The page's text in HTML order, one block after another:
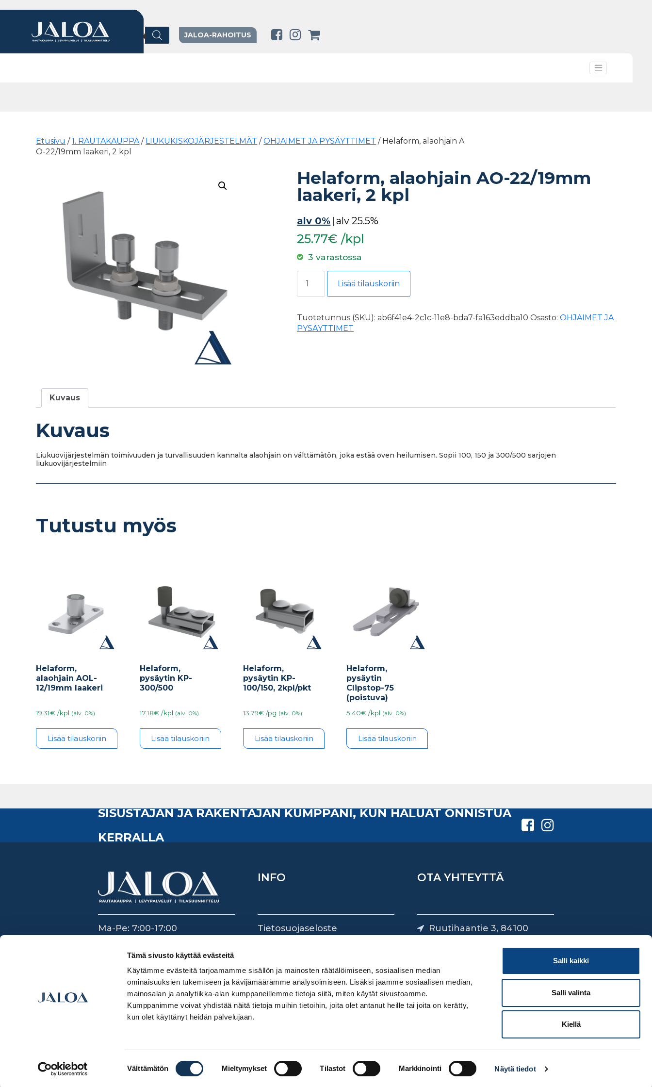
Tämä sivusto käyttää evästeitä
Käytämme evästeitä tarjoamamme sisällön ja mainosten räätälöimiseen, sosiaalisen median
ominaisuuksien tukemiseen ja kävijämäärämme analysoimiseen. Lisäksi jaamme sosiaalisen median,
mainosalan ja analytiikka-alan kumppaneillemme tietoja siitä, miten käytät sivustoamme.
Kumppanimme voivat yhdistää näitä tietoja muihin tietoihin, joita olet antanut heille tai joita on kerätty,
kun olet käyttänyt heidän palvelujaan.
Välttämätön Mieltymykset Tilastot Markkinointi Näytä tiedot
Salli kaikki
Salli valinta
Kiellä
Products search
JALOA-RAHOITUS
Etusivu /1. RAUTAKAUPPA / LIUKUKISKOJÄRJESTELMÄT /OHJAIMET JA PYSÄYTTIMET / Helaform, alaohjain A
O-22/19mm laakeri, 2 kpl
Helaform, alaohjain AO-22/19mm
laakeri, 2 kpl
alv 0% |alv 25.5%
25.77€ /kpl
3 varastossa
Helaform, alaohjain AO-22/19mm laakeri, 2 kpl määrä
Lisää tilauskoriin
Tuotetunnus (SKU):ab6f41e4-2c1c-11e8-bda7-fa163eddba10 Osasto:OHJAIMET JA
PYSÄYTTIMET
Kuvaus
Kuvaus
Liukuovijärjestelmän toimivuuden ja turvallisuuden kannalta alaohjain on välttämätön, joka estää oven heilumisen. Sopii 100, 150 ja 300/500 sarjojen
liukuovijärjestelmiin
Tutustu myös
Helaform,
alaohjain AOL-
12/19mm laakeri
19.31€ /kpl (alv. 0%)
Lisää tilauskoriin
Helaform,
pysäytin KP-
300/500
17.18€ /kpl (alv. 0%)
Lisää tilauskoriin
Helaform,
pysäytin KP-
100/150, 2kpl/pkt
13.79€ /pg (alv. 0%)
Lisää tilauskoriin
Helaform,
pysäytin
Clipstop-75
(poistuva)
5.40€ /kpl (alv. 0%)
Lisää tilauskoriin
SISUSTAJAN JA RAKENTAJAN KUMPPANI, KUN HALUAT ONNISTUA
KERRALLA
Ma-Pe: 7:00-17:00
Su: Suljettu
INFO
Tietosuojaseloste
OTA YHTEYTTÄ
Ruutihaantie 3, 84100
Digimarkkinointi Donetti